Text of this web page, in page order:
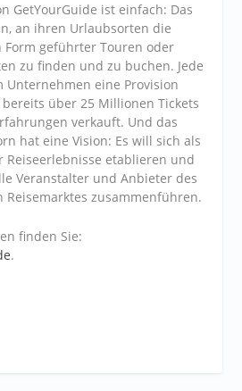
GetYourGuide ist einfach: Das
an ihren Urlaubsorten die
Form geführter Touren oder
zu finden und zu buchen. Jede
Unternehmen eine Provision
über 25 Millionen Tickets
verkauft. Und das
hat eine Vision: Es will sich als
Reiseerlebnisse etablieren und
Veranstalter und Anbieter des
zusammenführen.
finden Sie:
.